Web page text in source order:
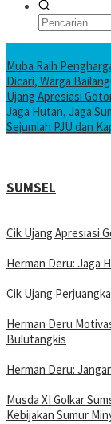
Muba Raih
Dicari, Warga
Ujang Apresiasi
Jaga Hutan, Jaga
Sejumlah PJU dan
SUMSEL
Cik Ujang Apresiasi
Herman Deru: Jaga
Cik Ujang
Herman Deru
Bulutangkis
Herman Deru:
Musda XI Golkar
Kebijakan Sumur